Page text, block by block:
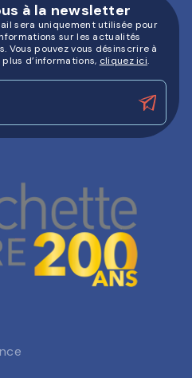
à la newsletter
sera uniquement utilisée pour
sur les actualités
Vous pouvez vous désinscrire à
d’informations, cliquez ici.